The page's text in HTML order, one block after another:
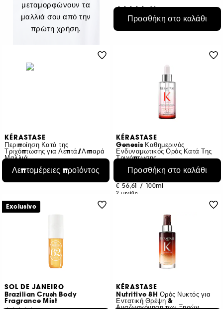
μεταμορφώνουν τα
μαλλιά σου από την
πρώτη χρήση.
83
€ 34,95
Προσθήκη στο καλάθι
KÉRASTASE
Περιποίηση Κατά της
Τριχόπτωσης για Λεπτά/Λιπαρά
Μαλλιά
€ 106,85
Λεπτομέρειες προϊόντος
KÉRASTASE
Genesis Καθημερινός
Ενδυναμωτικός Ορός Κατά Της
Τριχόπτωσης
12
€ 24,95
€ 56,61 / 100ml
2 μεγέθη
Προσθήκη στο καλάθι
SOL DE JANEIRO
Brazilian Crush Body
Fragrance Mist
Exclusive
KÉRASTASE
Nutritive 8H Ορός Νυκτός για
Εντατική Θρέψη &